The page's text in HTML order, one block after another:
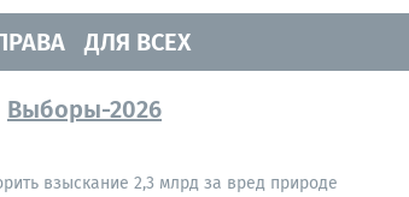
ДЛЯ ВСЕХ
Выборы-2026
взыскание 2,3 млрд за вред природе